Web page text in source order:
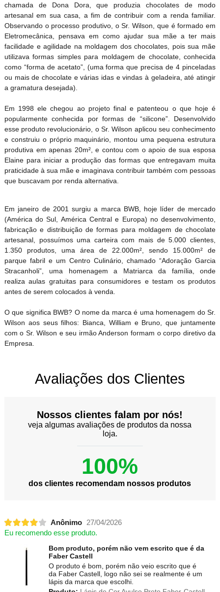
chamada de Dona Dora, que produzia chocolates de modo
artesanal em sua casa, a fim de contribuir com a renda familiar.
Observando o processo produtivo, o Sr. Wilson, que é formado em
Eletromecânica, pensava em como ajudar sua mãe a ter mais
facilidade e agilidade na moldagem dos chocolates, pois sua mãe
utilizava formas simples para moldagem de chocolate, conhecida
como “forma de acetato”, (uma forma que precisa de 4 pinceladas
ou mais de chocolate e várias idas e vindas à geladeira, até atingir
a gramatura desejada).
Em 1998 ele chegou ao projeto final e patenteou o que hoje é
popularmente conhecida por formas de “silicone”. Desenvolvido
esse produto revolucionário, o Sr. Wilson aplicou seu conhecimento
e construiu o próprio maquinário, montou uma pequena estrutura
produtiva em apenas 20m², e contou com o apoio de sua esposa
Elaine para iniciar a produção das formas que entregavam muita
praticidade à sua mãe e imaginava contribuir também com pessoas
que buscavam por renda alternativa.
Em janeiro de 2001 surgiu a marca BWB, hoje líder de mercado
(América do Sul, América Central e Europa) no desenvolvimento,
fabricação e distribuição de formas para moldagem de chocolate
artesanal, possuímos uma carteira com mais de 5.000 clientes,
1.350 produtos, uma área de 22.000m², sendo 15.000m² de
parque fabril e um Centro Culinário, chamado “Adoração Garcia
Stracanholi”, uma homenagem a Matriarca da família, onde
realiza aulas gratuitas para consumidores e testam os produtos
antes de serem colocados à venda.
O que significa BWB? O nome da marca é uma homenagem do Sr.
Wilson aos seus filhos: Bianca, William e Bruno, que juntamente
com o Sr. Wilson e seu irmão Anderson formam o corpo diretivo da
Empresa.
Avaliações dos Clientes
Nossos clientes falam por nós!
veja algumas avaliações de produtos da nossa
loja.
100%
dos clientes recomendam nossos produtos
Anônimo
27/04/2026
Eu recomendo esse produto.
Bom produto, porém não vem escrito que é da
Faber Castell
O produto é bom, porém não veio escrito que é
da Faber Castell, logo não sei se realmente é um
lápis da marca que escolhi.